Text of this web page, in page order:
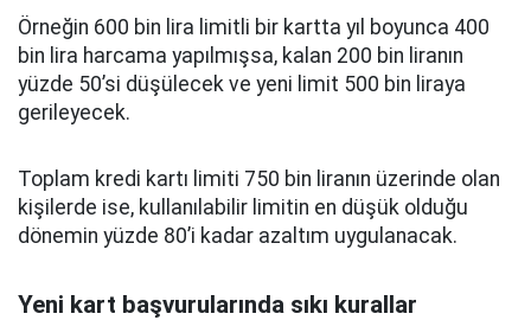
Örneğin 600 bin lira limitli bir kartta yıl boyunca 400
bin lira harcama yapılmışsa, kalan 200 bin liranın
yüzde 50’si düşülecek ve yeni limit 500 bin liraya
gerileyecek.
Toplam kredi kartı limiti 750 bin liranın üzerinde olan
kişilerde ise, kullanılabilir limitin en düşük olduğu
dönemin yüzde 80’i kadar azaltım uygulanacak.
Yeni kart başvurularında sıkı kurallar